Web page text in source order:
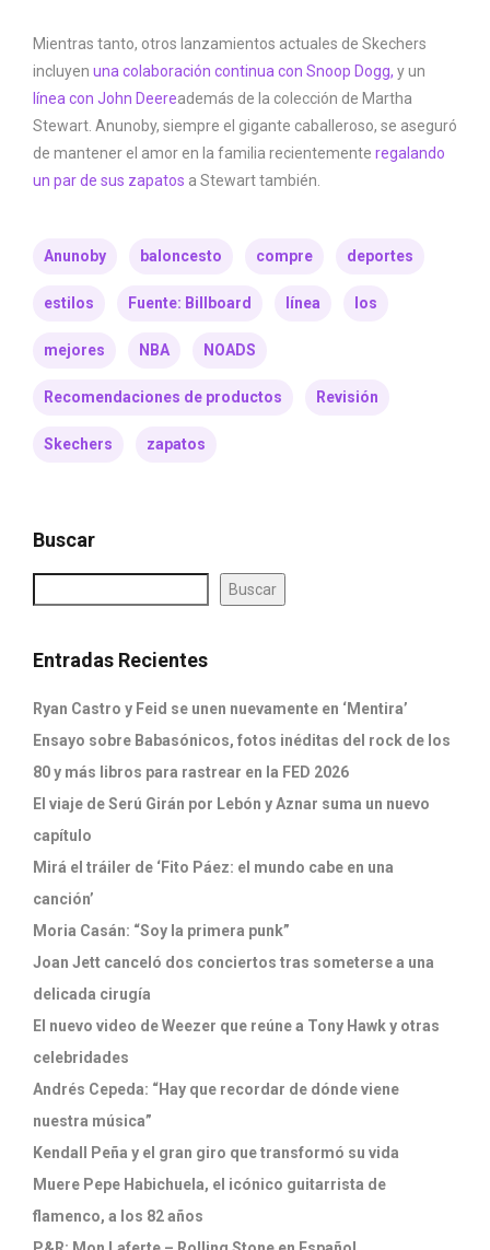
Mientras tanto, otros lanzamientos actuales de Skechers
incluyen una colaboración continua con Snoop Dogg, y un
línea con John Deereademás de la colección de Martha
Stewart. Anunoby, siempre el gigante caballeroso, se aseguró
de mantener el amor en la familia recientemente regalando
un par de sus zapatos a Stewart también.
Anunoby baloncesto compre deportes
estilos Fuente: Billboard línea los
mejores NBA NOADS
Recomendaciones de productos Revisión
Skechers zapatos
Buscar
Buscar
Entradas Recientes
Ryan Castro y Feid se unen nuevamente en ‘Mentira’
Ensayo sobre Babasónicos, fotos inéditas del rock de los
80 y más libros para rastrear en la FED 2026
El viaje de Serú Girán por Lebón y Aznar suma un nuevo
capítulo
Mirá el tráiler de ‘Fito Páez: el mundo cabe en una
canción’
Moria Casán: “Soy la primera punk”
Joan Jett canceló dos conciertos tras someterse a una
delicada cirugía
El nuevo video de Weezer que reúne a Tony Hawk y otras
celebridades
Andrés Cepeda: “Hay que recordar de dónde viene
nuestra música”
Kendall Peña y el gran giro que transformó su vida
Muere Pepe Habichuela, el icónico guitarrista de
flamenco, a los 82 años